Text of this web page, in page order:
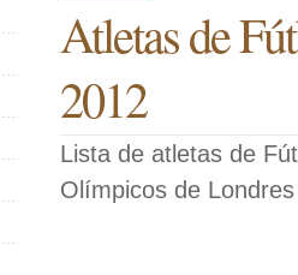
Atletas de
2012
Lista de atletas de
Olímpicos de